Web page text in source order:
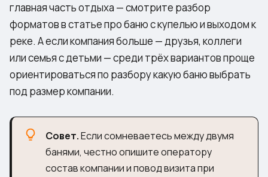
главная часть отдыха — смотрите разбор
форматов в статьепро баню с купелью и выходом к
реке. А если компания больше — друзья, коллеги
или семья с детьми — среди трёх вариантов проще
ориентироваться по разборукакую баню выбрать
под размер компании.
Совет.Если сомневаетесь между двумя
банями, честно опишите оператору
состав компании и повод визита при